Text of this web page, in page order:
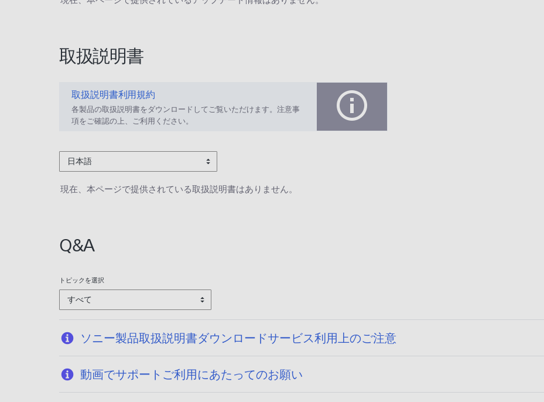
取扱説明書
取扱説明書利用規約
各製品の取扱説明書をダウンロードしてご覧いただけます。注意事
項をご確認の上、ご利用ください。
日本語
現在、本ページで提供されている取扱説明書はありません。
Q&A
トピックを選択
すべて
ソニー製品取扱説明書ダウンロードサービス利用上のご注意
動画でサポートご利用にあたってのお願い